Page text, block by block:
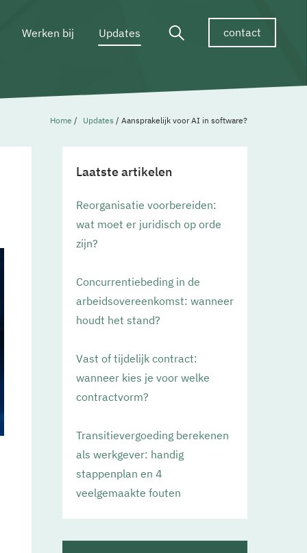
contact
Werken bij Updates
Home / Updates / Aansprakelijk voor AI in software?
Laatste artikelen
Reorganisatie voorbereiden:
wat moet er juridisch op orde
zijn?
Concurrentiebeding in de
arbeidsovereenkomst: wanneer
houdt het stand?
Vast of tijdelijk contract:
wanneer kies je voor welke
contractvorm?
Transitievergoeding berekenen
als werkgever: handig
stappenplan en 4
veelgemaakte fouten